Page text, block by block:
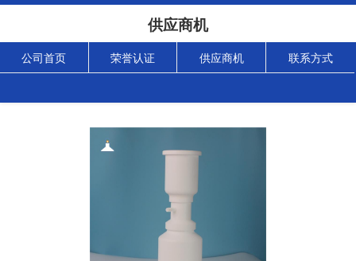
供应商机
公司首页 荣誉认证 供应商机 联系方式